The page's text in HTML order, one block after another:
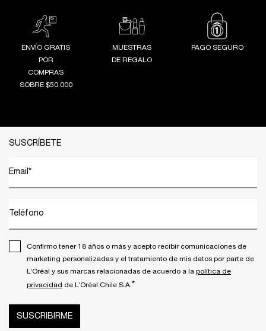
ENVÍO GRATIS
POR
COMPRAS
SOBRE $50.000
MUESTRAS
DE REGALO
PAGO SEGURO
SUSCRÍBETE
Email *
Teléfono
Confirmo tener 18 años o más y acepto recibir comunicaciones de
marketing personalizadas y el tratamiento de mis datos por parte de
L’Oréal y sus marcas relacionadas de acuerdo a la política de
privacidad de L’Oréal Chile S.A. *
SUSCRIBIRME